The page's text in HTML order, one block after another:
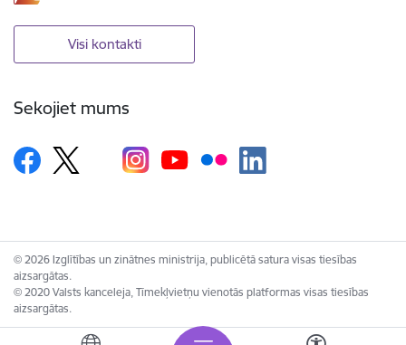
Visi kontakti
Sekojiet mums
© 2026 Izglītības un zinātnes ministrija, publicētā satura visas tiesības
aizsargātas.
© 2020 Valsts kanceleja, Tīmekļvietņu vienotās platformas visas tiesības
aizsargātas.